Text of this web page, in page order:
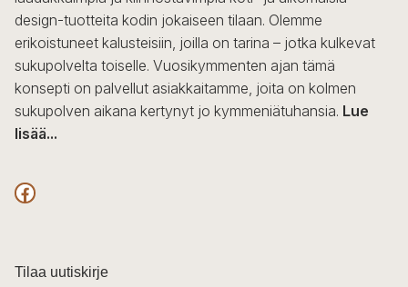
design-tuotteita kodin jokaiseen tilaan. Olemme
erikoistuneet kalusteisiin, joilla on tarina – jotka kulkevat
sukupolvelta toiselle. Vuosikymmenten ajan tämä
konsepti on palvellut asiakkaitamme, joita on kolmen
sukupolven aikana kertynyt jo kymmeniätuhansia. Lue
lisää...
F
c
Tilaa uutiskirje